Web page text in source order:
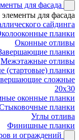
для фасада
для фасада
сайдинга
планки
Оконные отливы
планки
Межэтажные отливы
(стартовые) планки
сложные
20x30
оконные планки
планки
Углы отлива
Финишные планки
и ограждений